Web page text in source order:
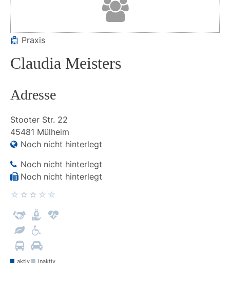
Praxis
Claudia Meisters
Adresse
Stooter Str. 22
45481 Mülheim
Noch nicht hinterlegt
Noch nicht hinterlegt
Noch nicht hinterlegt
aktiv inaktiv